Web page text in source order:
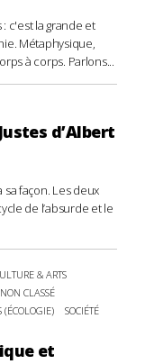
c'est la grande et
Métaphysique,
à corps. Parlons...
d’Albert
sa façon. Les deux
de l’absurde et le
& ARTS
NON CLASSÉ
(ÉCOLOGIE)
SOCIÉTÉ
et